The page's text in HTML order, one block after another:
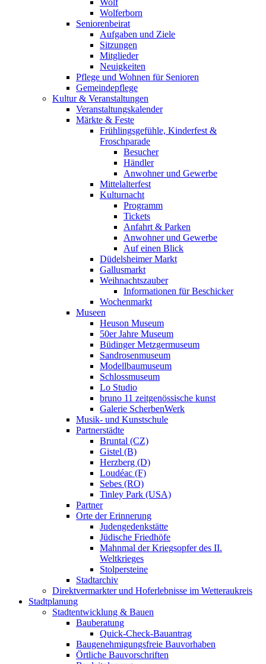
Wolf
Wolferborn
Seniorenbeirat
Aufgaben und Ziele
Sitzungen
Mitglieder
Neuigkeiten
Pflege und Wohnen für Senioren
Gemeindepflege
Kultur & Veranstaltungen
Veranstaltungskalender
Märkte & Feste
Frühlingsgefühle, Kinderfest &
Froschparade
Besucher
Händler
Anwohner und Gewerbe
Mittelalterfest
Kulturnacht
Programm
Tickets
Anfahrt & Parken
Anwohner und Gewerbe
Auf einen Blick
Düdelsheimer Markt
Gallusmarkt
Weihnachtszauber
Informationen für Beschicker
Wochenmarkt
Museen
Heuson Museum
50er Jahre Museum
Büdinger Metzgermuseum
Sandrosenmuseum
Modellbaumuseum
Schlossmuseum
Lo Studio
bruno 11 zeitgenössische kunst
Galerie ScherbenWerk
Musik- und Kunstschule
Partnerstädte
Bruntal (CZ)
Gistel (B)
Herzberg (D)
Loudéac (F)
Sebes (RO)
Tinley Park (USA)
Partner
Orte der Erinnerung
Judengedenkstätte
Jüdische Friedhöfe
Mahnmal der Kriegsopfer des II.
Weltkrieges
Stolpersteine
Stadtarchiv
Direktvermarkter und Hoferlebnisse im Wetteraukreis
Stadtplanung
Stadtentwicklung & Bauen
Bauberatung
Quick-Check-Bauantrag
Baugenehmigungsfreie Bauvorhaben
Örtliche Bauvorschriften